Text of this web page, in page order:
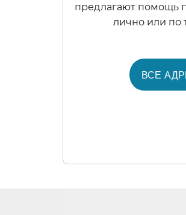
предлагают помощь
лично или по
ВСЕ